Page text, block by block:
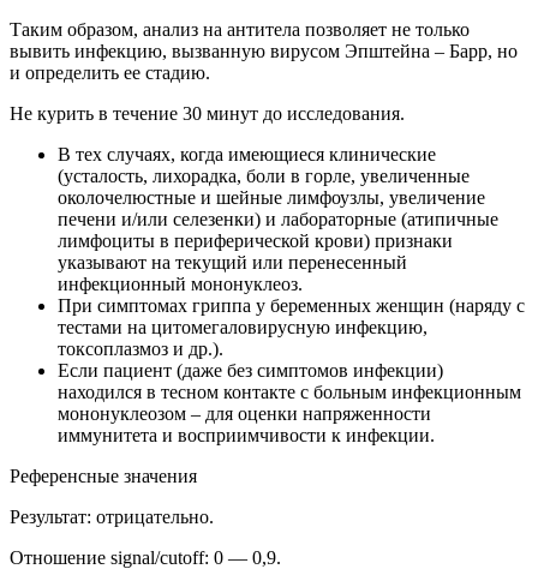
Таким образом, анализ на антитела позволяет не только
вывить инфекцию, вызванную вирусом Эпштейна – Барр, но
и определить ее стадию.
Не курить в течение 30 минут до исследования.
В тех случаях, когда имеющиеся клинические
(усталость, лихорадка, боли в горле, увеличенные
околочелюстные и шейные лимфоузлы, увеличение
печени и/или селезенки) и лабораторные (атипичные
лимфоциты в периферической крови) признаки
указывают на текущий или перенесенный
инфекционный мононуклеоз.
При симптомах гриппа у беременных женщин (наряду с
тестами на цитомегаловирусную инфекцию,
токсоплазмоз и др.).
Если пациент (даже без симптомов инфекции)
находился в тесном контакте с больным инфекционным
мононуклеозом – для оценки напряженности
иммунитета и восприимчивости к инфекции.
Референсные значения
Результат: отрицательно.
Отношение signal/cutoff: 0 — 0,9.